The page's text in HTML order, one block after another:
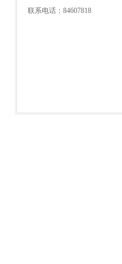
联系电话：84607818
长春经济技